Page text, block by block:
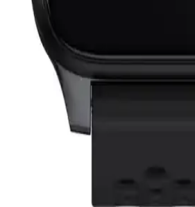
Çocuklar İçin En İyi Akıllı
TCL MT46X Karşılaştırması
Bu makalede Slazenger ve TCL MT46X
özellikleri, kullanıcı yorumları ve
karşılaştırılıyor, en uygun seçimi
Wiky 4 Plus ve TCL MT46X
Karşılaştırması ve Özellikleri